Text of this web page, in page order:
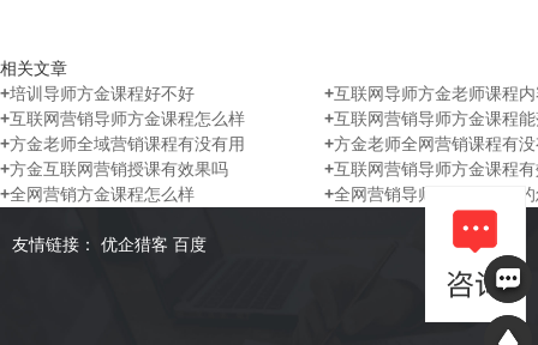
相关文章
+培训导师方金课程好不好 +互联网导师方金老师课程
+互联网营销导师方金课程怎么样 +互联网营销导师方金课程
+方金老师全域营销课程有没有用 +方金老师全网营销课程有
+方金互联网营销授课有效果吗 +互联网营销导师方金课程
+全网营销方金课程怎么样 +全网营销导师方金课程讲
友情链接： 优企猎客 百度